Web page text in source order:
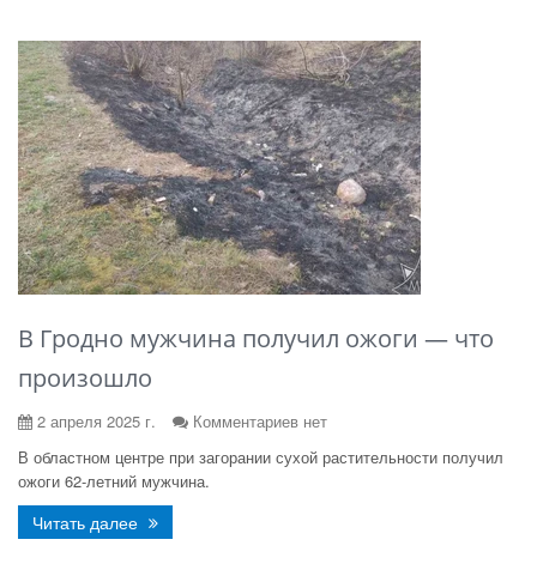
В Гродно мужчина получил ожоги — что
произошло
2 апреля 2025 г.
Комментариев нет
В областном центре при загорании сухой растительности получил
ожоги 62-летний мужчина.
Читать далее